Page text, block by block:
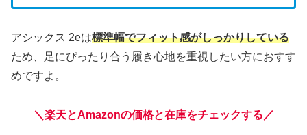
アシックス 2eは標準幅でフィット感がしっかりしている
ため、足にぴったり合う履き心地を重視したい方におすす
めですよ。
＼楽天とAmazonの価格と在庫をチェックする／